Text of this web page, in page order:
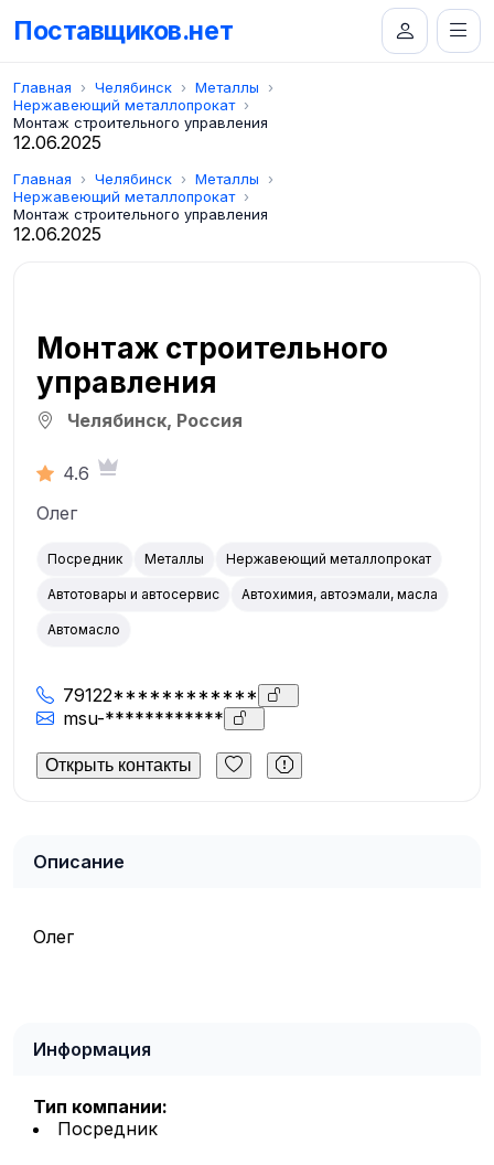
Поставщиков.нет
Главная Челябинск
Металлы
Нержавеющий металлопрокат
Монтаж строительного управления
12.06.2025
Главная Челябинск
Металлы
Нержавеющий металлопрокат
Монтаж строительного управления
12.06.2025
Монтаж строительного
управления
Челябинск, Россия
4.6
Олег
Посредник Металлы Нержавеющий металлопрокат
Автотовары и автосервис Автохимия, автоэмали, масла
Автомасло
79122************
msu-************
Открыть контакты
Описание
Олег
Информация
Тип компании:
Посредник